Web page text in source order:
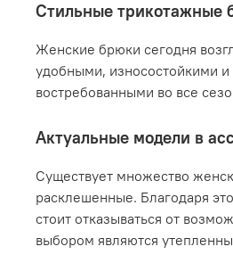
Стильные трикотажные
Женские брюки сегодня
удобными, износостойкими
востребованными во все
Актуальные модели в
Существует множество
расклешенные. Благодаря
стоит отказываться от
выбором являются